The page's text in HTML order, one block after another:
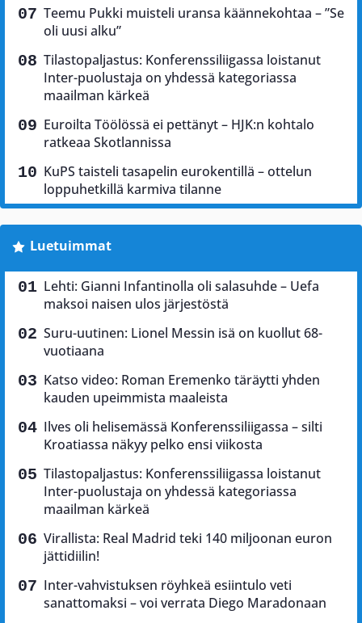
Teemu Pukki muisteli uransa käännekohtaa – ”Se
oli uusi alku”
Tilastopaljastus: Konferenssiliigassa loistanut
Inter-puolustaja on yhdessä kategoriassa
maailman kärkeä
Euroilta Töölössä ei pettänyt – HJK:n kohtalo
ratkeaa Skotlannissa
KuPS taisteli tasapelin eurokentillä – ottelun
loppuhetkillä karmiva tilanne
Luetuimmat
Lehti: Gianni Infantinolla oli salasuhde – Uefa
maksoi naisen ulos järjestöstä
Suru-uutinen: Lionel Messin isä on kuollut 68-
vuotiaana
Katso video: Roman Eremenko täräytti yhden
kauden upeimmista maaleista
Ilves oli helisemässä Konferenssiliigassa – silti
Kroatiassa näkyy pelko ensi viikosta
Tilastopaljastus: Konferenssiliigassa loistanut
Inter-puolustaja on yhdessä kategoriassa
maailman kärkeä
Virallista: Real Madrid teki 140 miljoonan euron
jättidiilin!
Inter-vahvistuksen röyhkeä esiintulo veti
sanattomaksi – voi verrata Diego Maradonaan